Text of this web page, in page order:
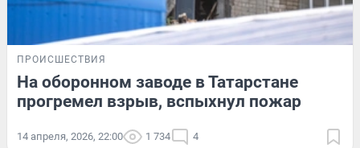
ПРОИСШЕСТВИЯ
На оборонном заводе в Татарстане
прогремел взрыв, вспыхнул пожар
14 апреля, 2026, 22:00 1 734 4